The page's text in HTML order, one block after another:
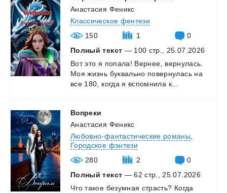
Анастасия Феникс
Классическое фентези
150
1
0
Полный текст — 100 стр., 25.07.2026
Вот это я попала! Вернее,
вернулась.
Моя жизнь буквально повернулась на
все 180, когда я вспомнила к...
Вопреки
Анастасия Феникс
Любовно-фантастические романы
Городское фэнтези
280
2
0
Полный текст — 62 стр., 25.07.2026
Что такое безумная страсть? Когда